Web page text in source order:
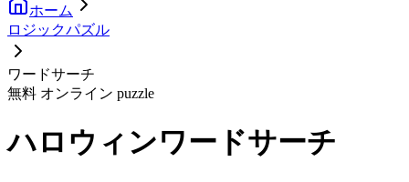
ホーム
ロジックパズル
ワードサーチ
無料 オンライン puzzle
ハロウィンワードサーチ